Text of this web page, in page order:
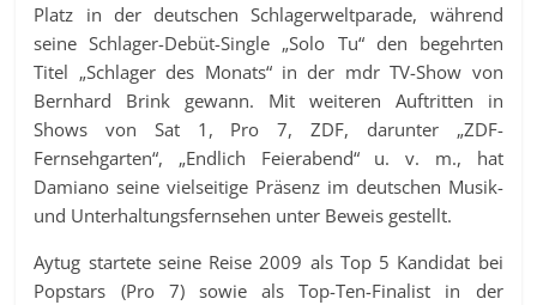
Platz in der deutschen Schlagerweltparade, während
seine Schlager-Debüt-Single „Solo Tu“ den begehrten
Titel „Schlager des Monats“ in der mdr TV-Show von
Bernhard Brink gewann. Mit weiteren Auftritten in
Shows von Sat 1, Pro 7, ZDF, darunter „ZDF-
Fernsehgarten“, „Endlich Feierabend“ u. v. m., hat
Damiano seine vielseitige Präsenz im deutschen Musik-
und Unterhaltungsfernsehen unter Beweis gestellt.
Aytug startete seine Reise 2009 als Top 5 Kandidat bei
Popstars (Pro 7) sowie als Top-Ten-Finalist in der